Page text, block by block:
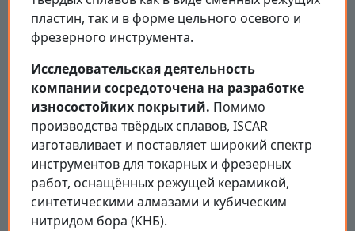
пластин, так и в форме цельного осевого и
фрезерного инструмента.
Исследовательская деятельность
компании сосредоточена на разработке
износостойких покрытий. Помимо
производства твёрдых сплавов, ISCAR
изготавливает и поставляет широкий спектр
инструментов для токарных и фрезерных
работ, оснащённых режущей керамикой,
синтетическими алмазами и кубическим
нитридом бора (КНБ).